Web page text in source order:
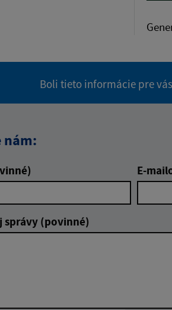
Boli tieto informácie pre
nám:
E-
správy (povinné)